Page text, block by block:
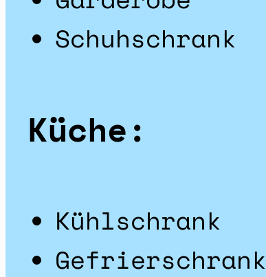
Schuhschrank
Küche:
Kühlschrank
Gefrierschrank